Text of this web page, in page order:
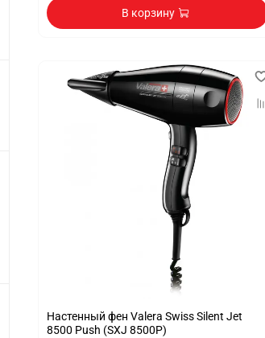
В корзину
Настенный фен Valera Swiss Silent Jet
8500 Push (SXJ 8500P)